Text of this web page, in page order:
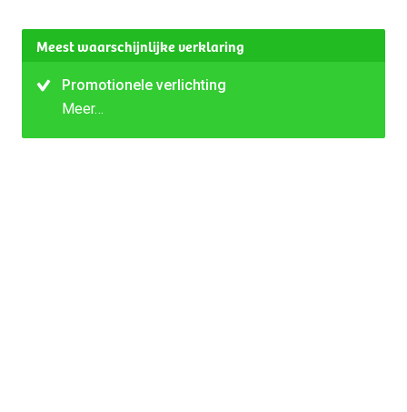
Meest waarschijnlijke verklaring
Promotionele verlichting
Meer…